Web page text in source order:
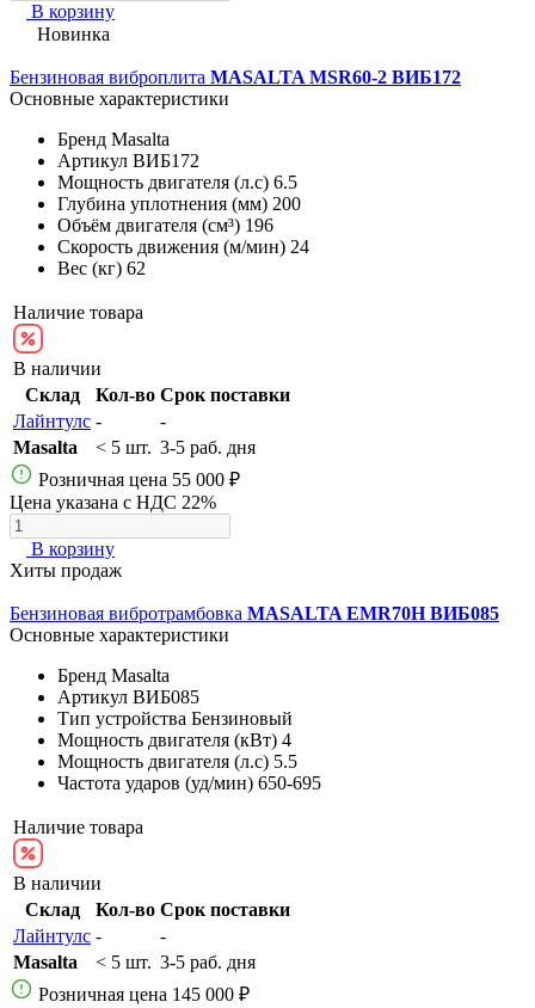
В корзину
Новинка
Бензиновая виброплита MASALTA MSR60-2 ВИБ172
Основные характеристики
Бренд Masalta
Артикул ВИБ172
Мощность двигателя (л.с) 6.5
Глубина уплотнения (мм) 200
Объём двигателя (см³) 196
Скорость движения (м/мин) 24
Вес (кг) 62
Наличие товара
В наличии
Склад
Кол-во Срок поставки
Лайнтулс -
-
Masalta
< 5 шт. 3-5 раб. дня
Розничная цена 55 000 ₽
Цена указана с НДС 22%
В корзину
Хиты продаж
Бензиновая вибротрамбовка MASALTA EMR70H ВИБ085
Основные характеристики
Бренд Masalta
Артикул ВИБ085
Тип устройства Бензиновый
Мощность двигателя (кВт) 4
Мощность двигателя (л.с) 5.5
Частота ударов (уд/мин) 650-695
Наличие товара
В наличии
Склад
Кол-во Срок поставки
Лайнтулс -
-
Masalta
< 5 шт. 3-5 раб. дня
Розничная цена 145 000 ₽